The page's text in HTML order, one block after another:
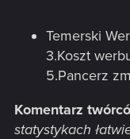
Temerski
3.Koszt
5.Pancerz
Komentarz
statystykach